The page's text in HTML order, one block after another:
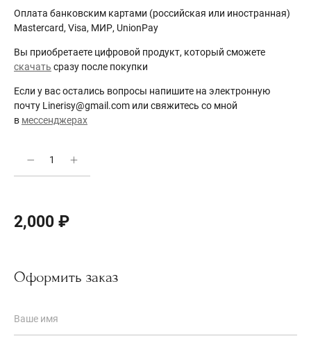
Оплата банковским картами (российская или иностранная)
Mastercard, Visa, МИР, UnionPay
Вы приобретаете цифровой продукт, который сможете
скачать сразу после покупки
Если у вас остались вопросы напишите на электронную
почту Linerisy@gmail.com или свяжитесь со мной
в мессенджерах
2,000 ₽
Оформить заказ